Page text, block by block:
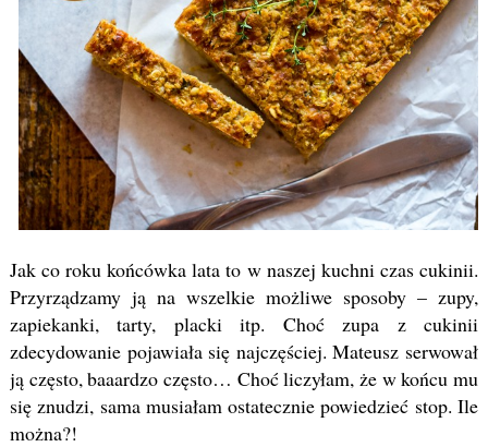
Jak co roku końcówka lata to w naszej kuchni czas cukinii.
Przyrządzamy ją na wszelkie możliwe sposoby – zupy,
zapiekanki, tarty, placki itp. Choć zupa z cukinii
zdecydowanie pojawiała się najczęściej. Mateusz serwował
ją często, baaardzo często… Choć liczyłam, że w końcu mu
się znudzi, sama musiałam ostatecznie powiedzieć stop. Ile
można?!